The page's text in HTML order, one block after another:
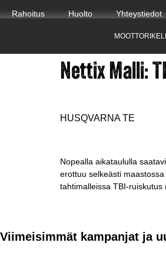
Rahoitus Huolto Yhteystiedot
Nettix Malli:
HUSQVARNA TE
Nopealla aikataululla
erottuu selkeästi
tahtimalleissa TBI-
Viimeisimmät kampanjat ja